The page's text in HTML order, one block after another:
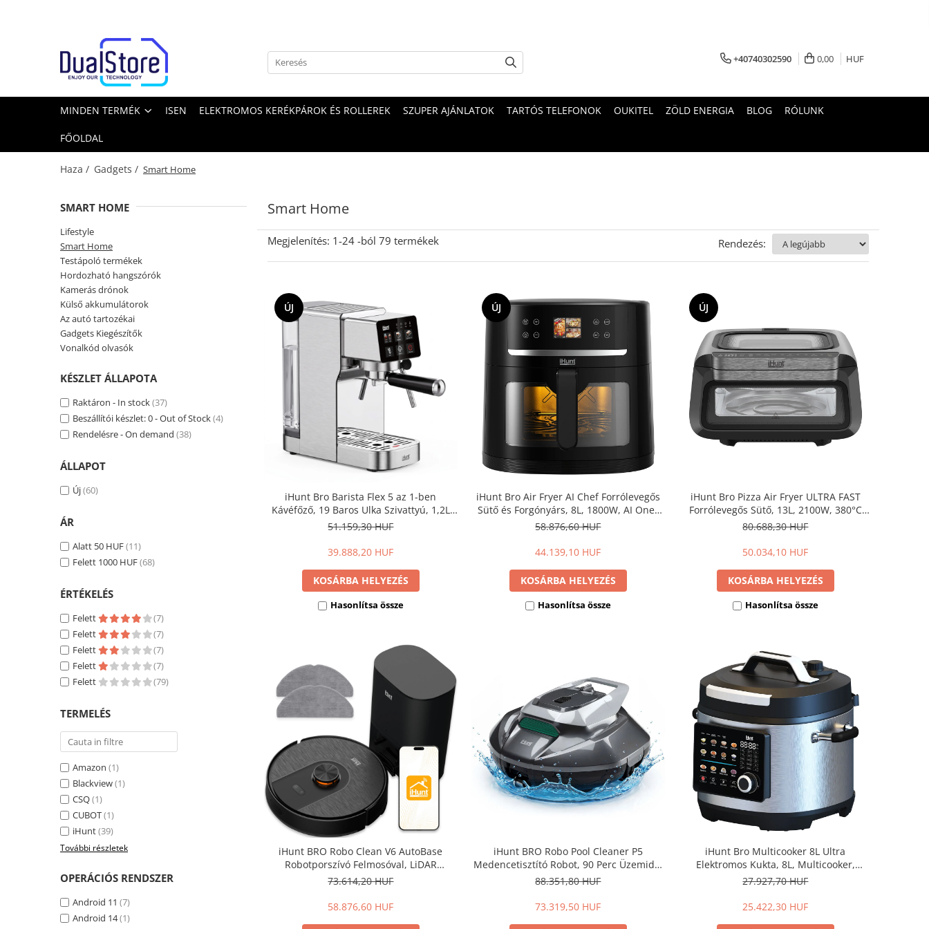
Mobiltelefonok
Telefongyártók
Masszív telefonok
Klasszikus telefonok
Tablet PC, mini PC és laptopok
Intelligens TV és projektorok
Autó DVR kamera
Okos autó tükrök kamerával
Vezeték nélküli térfigyelő kamerák
Mini videokamera
Térfigyelő kamera tartozékok
Vezetékes fejhallgató
Professzionális fejhallgató
Vezeték nélküli fejhallgató
Okosórák és fitnesz karkötők
Tartozékok okosóra
Elektromos robogók és tartozékok
Elektromos robogók
Robogó alkatrészek és tartozékok
Elektromos bicikli
Smart Home
Személyi ápolási termékek
Gadgets tartozék
Kamerás drónok
Külső akkumulátor
Az autó tartozékai
Vonalkód olvasók
+40740302590 0,00 HUF
MINDEN TERMÉK ISEN ELEKTROMOS KERÉKPÁROK ÉS ROLLEREK SZUPER AJÁNLATOK TARTÓS TELEFONOK OUKITEL ZÖLD ENERGIA BLOG RÓLUNK
FŐOLDAL
Haza / Gadgets / Smart Home
Smart Home
SMART HOME
Lifestyle
Smart Home
Testápoló termékek
Hordozható hangszórók
Kamerás drónok
Külső akkumulátorok
Az autó tartozékai
Gadgets Kiegészítők
Vonalkód olvasók
KÉSZLET ÁLLAPOTA
Raktáron - In stock(37)
Beszállítói készlet: 0 - Out of Stock(4)
Rendelésre - On demand (38)
ÁLLAPOT
Új(60)
ÁR
Alatt 50 HUF(11)
Felett 1000 HUF(68)
ÉRTÉKELÉS
Felett
(7)
Felett
(7)
Felett
(7)
Felett
(7)
Felett
(79)
TERMELÉS
Amazon (1)
Blackview(1)
CSQ(1)
CUBOT(1)
iHunt(39)
További részletek
OPERÁCIÓS RENDSZER
Android 11 (7)
Android 14(1)
Megjelenítés: 1-24 -ból 79 termékek Rendezés:
ÚJ
iHunt Bro Barista Flex 5 az 1-ben
Kávéfőző, 19 Baros Ulka Szivattyú, 1,2L
Víztartály, Digitális Érintőpanel, 1350W
Kapszula Kompatibilis
51.159,30 HUF
39.888,20 HUF
KOSÁRBA HELYEZÉS
Hasonlítsa össze
ÚJ
iHunt Bro Air Fryer AI Chef Forrólevegős
Sütő és Forgónyárs, 8L, 1800W, AI One-
Click, Wi-Fi, 360° Forrólevegős
58.876,60 HUF
44.139,10 HUF
KOSÁRBA HELYEZÉS
Hasonlítsa össze
ÚJ
iHunt Bro Pizza Air Fryer ULTRA FAST
Forrólevegős Sütő, 13L, 2100W, 380°C
Pizza Sütő, 3 az 1-ben Air Fryer, 18
80.688,30 HUF
50.034,10 HUF
KOSÁRBA HELYEZÉS
Hasonlítsa össze
iHunt BRO Robo Clean V6 AutoBase
Robotporszívó Felmosóval, LiDAR
Navigáció, Automatikus Portartály Ürítés,
73.614,20 HUF
58.876,60 HUF
iHunt BRO Robo Pool Cleaner P5
Medencetisztító Robot, 90 Perc Üzemidő,
79m²-ig, Automatikus Dokkolás,
88.351,80 HUF
73.319,50 HUF
iHunt Bro Multicooker 8L Ultra
Elektromos Kukta, 8L, Multicooker,
Prémium Rozsdamentes Acél, Digitális
27.927,70 HUF
25.422,30 HUF